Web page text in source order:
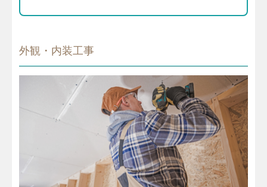
外観・内装工事